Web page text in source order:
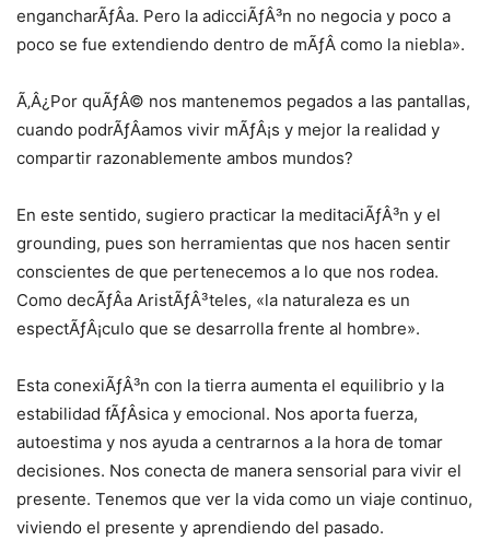
engancharÃƒÂ­a. Pero la adicciÃƒÂ³n no negocia y poco a
poco se fue extendiendo dentro de mÃƒÂ­ como la niebla».
Ã‚Â¿Por quÃƒÂ© nos mantenemos pegados a las pantallas,
cuando podrÃƒÂ­amos vivir mÃƒÂ¡s y mejor la realidad y
compartir razonablemente ambos mundos?
En este sentido, sugiero practicar la meditaciÃƒÂ³n y el
grounding, pues son herramientas que nos hacen sentir
conscientes de que pertenecemos a lo que nos rodea.
Como decÃƒÂ­a AristÃƒÂ³teles, «la naturaleza es un
espectÃƒÂ¡culo que se desarrolla frente al hombre».
Esta conexiÃƒÂ³n con la tierra aumenta el equilibrio y la
estabilidad fÃƒÂ­sica y emocional. Nos aporta fuerza,
autoestima y nos ayuda a centrarnos a la hora de tomar
decisiones. Nos conecta de manera sensorial para vivir el
presente. Tenemos que ver la vida como un viaje continuo,
viviendo el presente y aprendiendo del pasado.